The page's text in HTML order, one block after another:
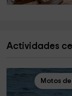
Actividades
Motos